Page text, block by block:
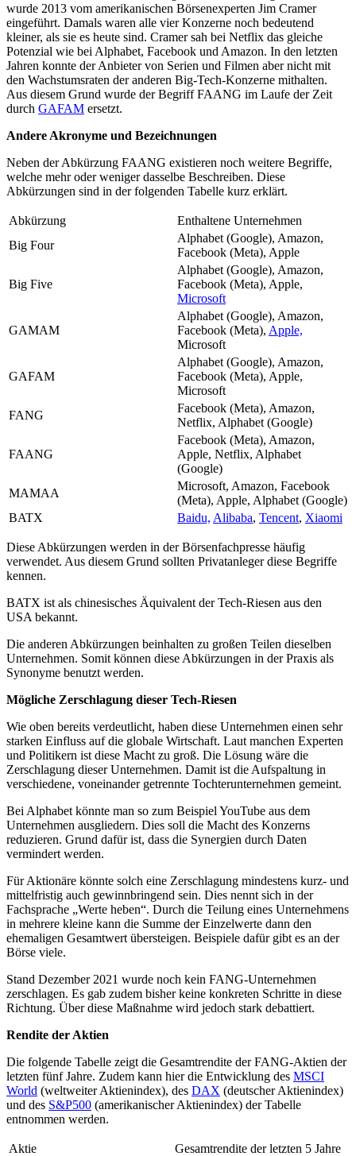
wurde 2013 vom amerikanischen Börsenexperten Jim Cramer
eingeführt. Damals waren alle vier Konzerne noch bedeutend
kleiner, als sie es heute sind. Cramer sah bei Netflix das gleiche
Potenzial wie bei Alphabet, Facebook und Amazon. In den letzten
Jahren konnte der Anbieter von Serien und Filmen aber nicht mit
den Wachstumsraten der anderen Big-Tech-Konzerne mithalten.
Aus diesem Grund wurde der Begriff FAANG im Laufe der Zeit
durch GAFAM ersetzt.
Andere Akronyme und Bezeichnungen
Neben der Abkürzung FAANG existieren noch weitere Begriffe,
welche mehr oder weniger dasselbe Beschreiben. Diese
Abkürzungen sind in der folgenden Tabelle kurz erklärt.
Abkürzung
Enthaltene Unternehmen
Big Four
Alphabet (Google), Amazon,
Facebook (Meta), Apple
Big Five
Alphabet (Google), Amazon,
Facebook (Meta), Apple,
Microsoft
GAMAM
Alphabet (Google), Amazon,
Facebook (Meta), Apple,
Microsoft
GAFAM
Alphabet (Google), Amazon,
Facebook (Meta), Apple,
Microsoft
FANG
Facebook (Meta), Amazon,
Netflix, Alphabet (Google)
FAANG
Facebook (Meta), Amazon,
Apple, Netflix, Alphabet
(Google)
MAMAA
Microsoft, Amazon, Facebook
(Meta), Apple, Alphabet (Google)
BATX
Baidu, Alibaba, Tencent, Xiaomi
Diese Abkürzungen werden in der Börsenfachpresse häufig
verwendet. Aus diesem Grund sollten Privatanleger diese Begriffe
kennen.
BATX ist als chinesisches Äquivalent der Tech-Riesen aus den
USA bekannt.
Die anderen Abkürzungen beinhalten zu großen Teilen dieselben
Unternehmen. Somit können diese Abkürzungen in der Praxis als
Synonyme benutzt werden.
Mögliche Zerschlagung dieser Tech-Riesen
Wie oben bereits verdeutlicht, haben diese Unternehmen einen sehr
starken Einfluss auf die globale Wirtschaft. Laut manchen Experten
und Politikern ist diese Macht zu groß. Die Lösung wäre die
Zerschlagung dieser Unternehmen. Damit ist die Aufspaltung in
verschiedene, voneinander getrennte Tochterunternehmen gemeint.
Bei Alphabet könnte man so zum Beispiel YouTube aus dem
Unternehmen ausgliedern. Dies soll die Macht des Konzerns
reduzieren. Grund dafür ist, dass die Synergien durch Daten
vermindert werden.
Für Aktionäre könnte solch eine Zerschlagung mindestens kurz- und
mittelfristig auch gewinnbringend sein. Dies nennt sich in der
Fachsprache „Werte heben“. Durch die Teilung eines Unternehmens
in mehrere kleine kann die Summe der Einzelwerte dann den
ehemaligen Gesamtwert übersteigen. Beispiele dafür gibt es an der
Börse viele.
Stand Dezember 2021 wurde noch kein FANG-Unternehmen
zerschlagen. Es gab zudem bisher keine konkreten Schritte in diese
Richtung. Über diese Maßnahme wird jedoch stark debattiert.
Rendite der Aktien
Die folgende Tabelle zeigt die Gesamtrendite der FANG-Aktien der
letzten fünf Jahre. Zudem kann hier die Entwicklung des MSCI
World (weltweiter Aktienindex), des DAX (deutscher Aktienindex)
und des S&P500 (amerikanischer Aktienindex) der Tabelle
entnommen werden.
Aktie
Gesamtrendite der letzten 5 Jahre